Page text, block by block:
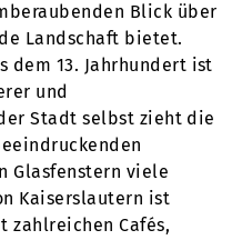
Blick über
Landschaft bietet.
dem 13. Jahrhundert ist
und
Stadt selbst zieht die
Glasfenstern viele
Kaiserslautern ist
zahlreichen Cafés,